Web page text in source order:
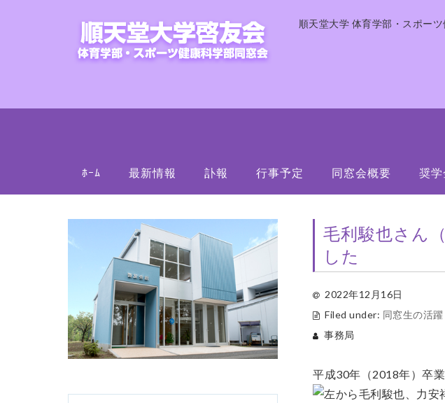
順天堂大学 体育学部・スポー
ﾎｰﾑ 最新情報 訃報 行事予定 同窓会概要 奨学
毛利駿也さん
した
2022年12月16日
Filed under: 同窓生の活
事務局
平成30年（2018年）卒